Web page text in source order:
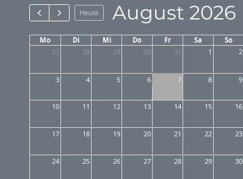
Heute August 2026
Mo Di Mi Do Fr Sa
So
27
28 29 30 31 1 2
3 4 5 6 7 8 9
10 11 12 13 14 15 16
17 18 19 20 21 22 23
24 25 26 27 28 29 30